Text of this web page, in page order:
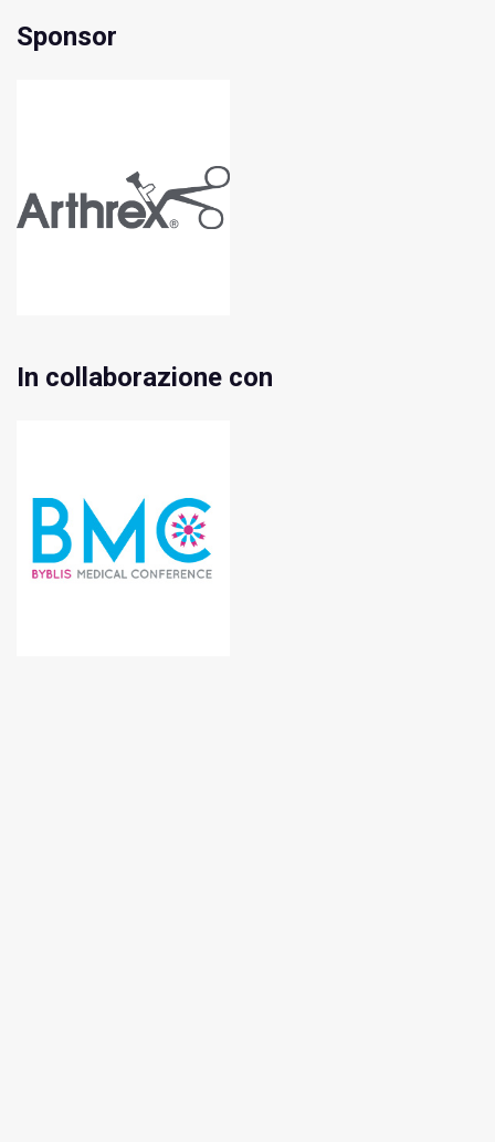
Sponsor
In collaborazione con